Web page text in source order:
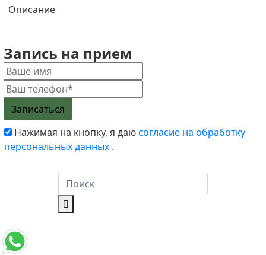
Описание
Запись на прием
Нажимая на кнопку, я даюсогласие на обработку
персональных данных .